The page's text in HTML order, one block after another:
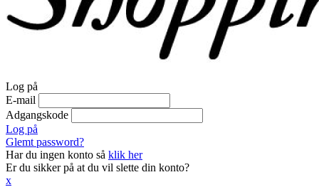
Log på
E-mail
Adgangskode
Log på
Glemt password?
Har du ingen konto så klik her
Er du sikker på at du vil slette din konto?
x